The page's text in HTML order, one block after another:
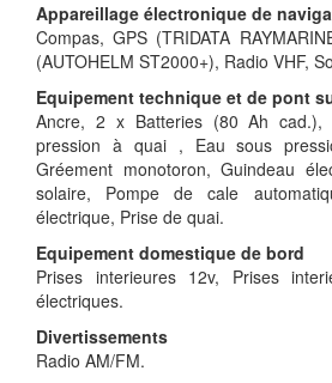
Appareillage électronique de
Compas, GPS (TRIDATA
(AUTOHELM ST2000+), Radio VHF,
Equipement technique et de pont
Ancre, 2 x Batteries (80 Ah cad.),
pression à quai , Eau sous
Gréement monotoron, Guindeau
solaire, Pompe de cale
électrique, Prise de quai.
Equipement domestique de bord
Prises interieures 12v, Prises
électriques.
Divertissements
Radio AM/FM.